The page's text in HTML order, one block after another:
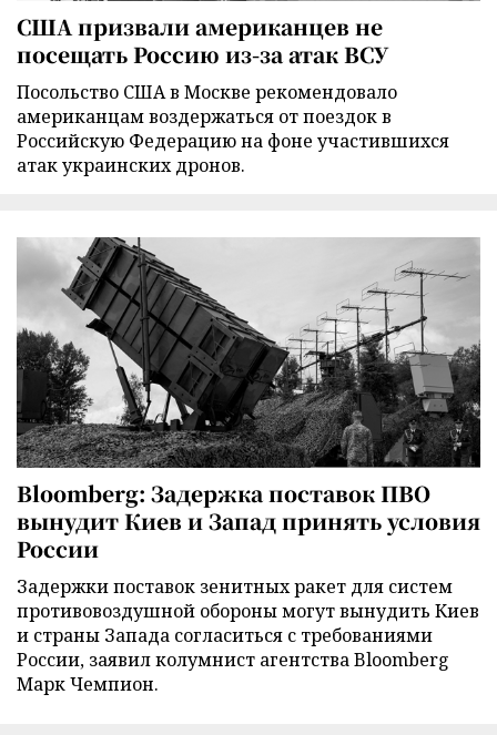
США призвали американцев не
посещать Россию из-за атак ВСУ
Посольство США в Москве рекомендовало
американцам воздержаться от поездок в
Российскую Федерацию на фоне участившихся
атак украинских дронов.
Bloomberg: Задержка поставок ПВО
вынудит Киев и Запад принять условия
России
Задержки поставок зенитных ракет для систем
противовоздушной обороны могут вынудить Киев
и страны Запада согласиться с требованиями
России, заявил колумнист агентства Bloomberg
Марк Чемпион.